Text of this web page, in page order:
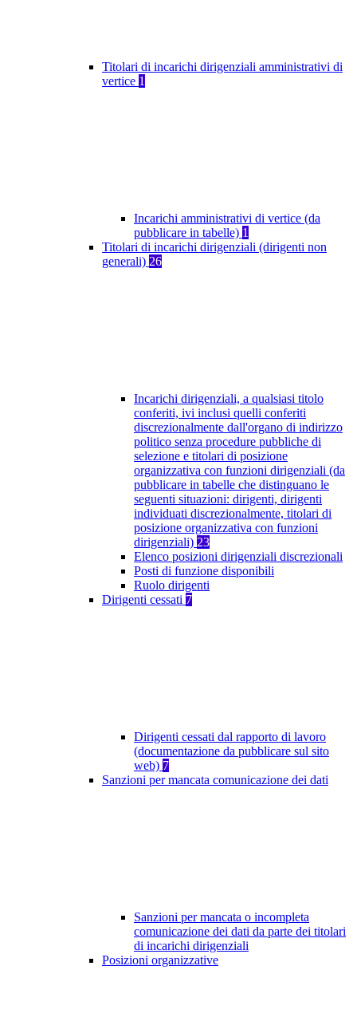
Titolari di incarichi dirigenziali amministrativi di
vertice 1
Incarichi amministrativi di vertice (da
pubblicare in tabelle) 1
Titolari di incarichi dirigenziali (dirigenti non
generali) 26
Incarichi dirigenziali, a qualsiasi titolo
conferiti, ivi inclusi quelli conferiti
discrezionalmente dall'organo di indirizzo
politico senza procedure pubbliche di
selezione e titolari di posizione
organizzativa con funzioni dirigenziali (da
pubblicare in tabelle che distinguano le
seguenti situazioni: dirigenti, dirigenti
individuati discrezionalmente, titolari di
posizione organizzativa con funzioni
dirigenziali) 23
Elenco posizioni dirigenziali discrezionali
Posti di funzione disponibili
Ruolo dirigenti
Dirigenti cessati 7
Dirigenti cessati dal rapporto di lavoro
(documentazione da pubblicare sul sito
web) 7
Sanzioni per mancata comunicazione dei dati
Sanzioni per mancata o incompleta
comunicazione dei dati da parte dei titolari
di incarichi dirigenziali
Posizioni organizzative